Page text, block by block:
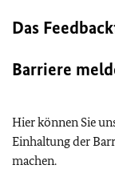
Das
Barriere
Hier können Sie
Einhaltung der
machen.